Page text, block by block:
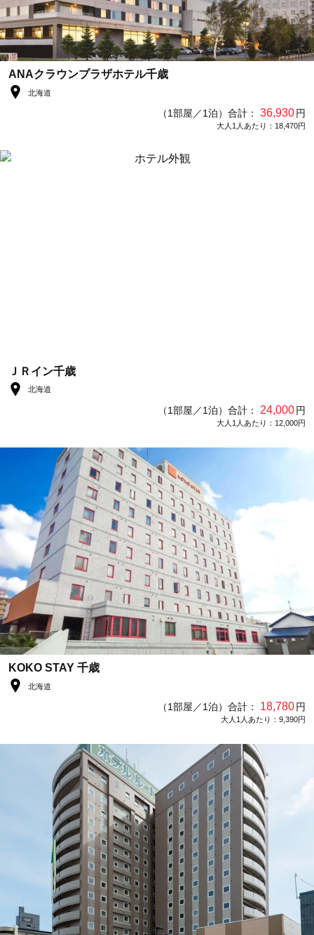
ANAクラウンプラザホテル千歳
北海道
（1部屋／1泊）合計： 36,930円
大人1人あたり：18,470円
ＪＲイン千歳
北海道
（1部屋／1泊）合計： 24,000円
大人1人あたり：12,000円
KOKO STAY 千歳
北海道
（1部屋／1泊）合計： 18,780円
大人1人あたり：9,390円